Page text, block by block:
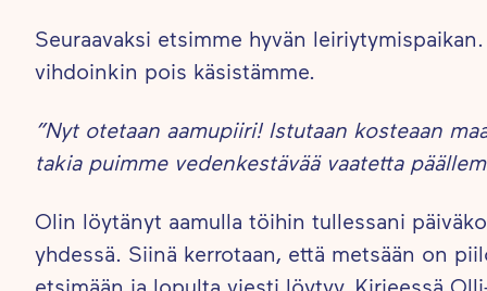
Seuraavaksi etsimme hyvän
vihdoinkin pois käsistämme.
”Nyt otetaan aamupiiri! Istutaan kosteaan
takia puimme vedenkestävää vaatetta
Olin löytänyt aamulla töihin tullessani
yhdessä. Siinä kerrotaan, että metsään on
etsimään ja lopulta viesti löytyy. Kirjeessä